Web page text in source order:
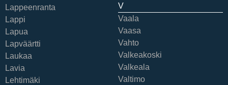
Lappeenranta
Lappi
Lapua
Lapväärtti
Laukaa
Lavia
Lehtimäki
V
Vaala
Vaasa
Vahto
Valkeakoski
Valkeala
Valtimo